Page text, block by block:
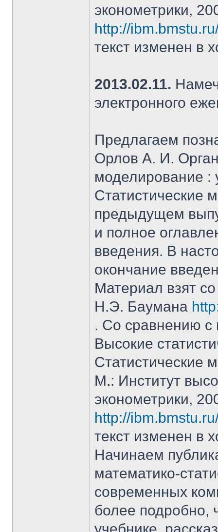
эконометрики,
http://
текст изменен в
2013.02.11.
электронного
Предлагаем
Орлов А. И.
моделирование :
Статистические
предыдущем
и полное
введения. В
окончание
Материал взят
Н.Э. Баумана
. Со сравнению
Высокие
Статистические
М.: Институт
эконометрики,
http://
текст изменен в
Начинаем
математико-
современных
более подробно,